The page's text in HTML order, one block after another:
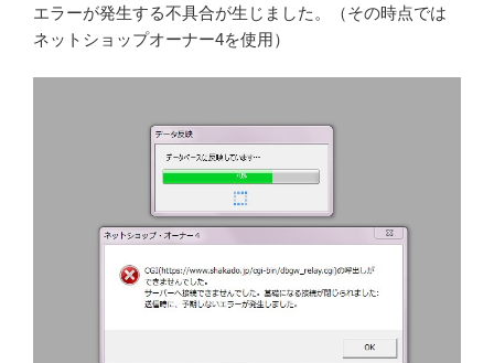
エラーが発生する不具合が生じました。（その時点では
ネットショップオーナー4を使用）